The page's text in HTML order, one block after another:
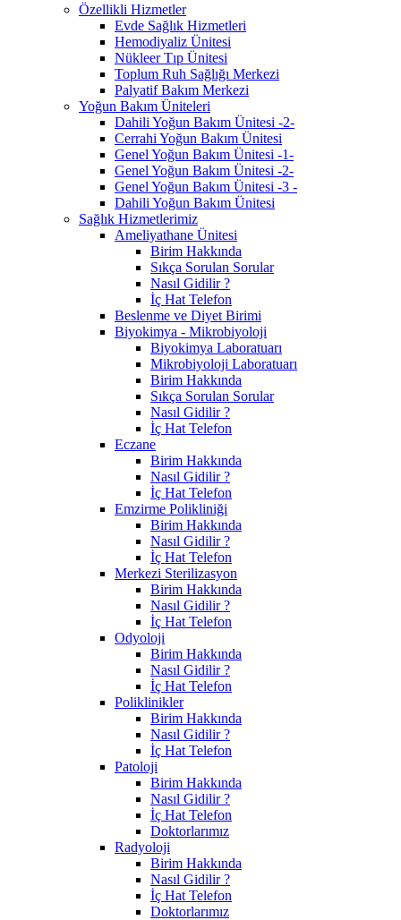
Özellikli Hizmetler
Evde Sağlık Hizmetleri
Hemodiyaliz Ünitesi
Nükleer Tıp Ünitesi
Toplum Ruh Sağlığı Merkezi
Palyatif Bakım Merkezi
Yoğun Bakım Üniteleri
Dahili Yoğun Bakım Ünitesi -2-
Cerrahi Yoğun Bakım Ünitesi
Genel Yoğun Bakım Ünitesi -1-
Genel Yoğun Bakım Ünitesi -2-
Genel Yoğun Bakım Ünitesi -3 -
Dahili Yoğun Bakım Ünitesi
Sağlık Hizmetlerimiz
Ameliyathane Ünitesi
Birim Hakkında
Sıkça Sorulan Sorular
Nasıl Gidilir ?
İç Hat Telefon
Beslenme ve Diyet Birimi
Biyokimya - Mikrobiyoloji
Biyokimya Laboratuarı
Mikrobiyoloji Laboratuarı
Birim Hakkında
Sıkça Sorulan Sorular
Nasıl Gidilir ?
İç Hat Telefon
Eczane
Birim Hakkında
Nasıl Gidilir ?
İç Hat Telefon
Emzirme Polikliniği
Birim Hakkında
Nasıl Gidilir ?
İç Hat Telefon
Merkezi Sterilizasyon
Birim Hakkında
Nasıl Gidilir ?
İç Hat Telefon
Odyoloji
Birim Hakkında
Nasıl Gidilir ?
İç Hat Telefon
Poliklinikler
Birim Hakkında
Nasıl Gidilir ?
İç Hat Telefon
Patoloji
Birim Hakkında
Nasıl Gidilir ?
İç Hat Telefon
Doktorlarımız
Radyoloji
Birim Hakkında
Nasıl Gidilir ?
İç Hat Telefon
Doktorlarımız